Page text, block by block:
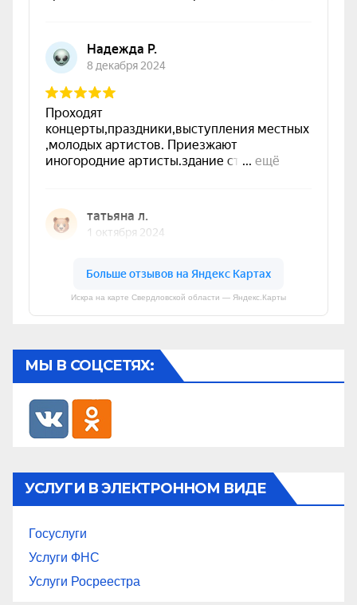
Искра на карте Свердловской области — Яндекс.Карты
МЫ В СОЦСЕТЯХ:
УСЛУГИ В ЭЛЕКТРОННОМ ВИДЕ
Госуслуги
Услуги ФНС
Услуги Росреестра